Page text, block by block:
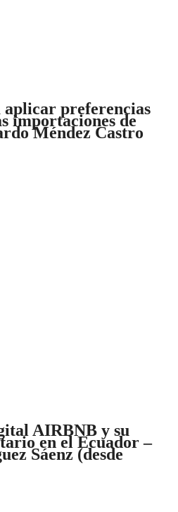
preferencias
importaciones de
Méndez Castro
AIRBNB y su
en el Ecuador –
Sáenz (desde